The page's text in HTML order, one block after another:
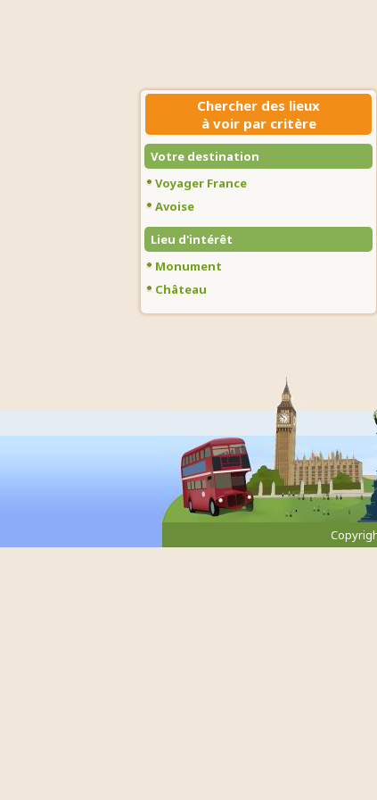
Chercher des lieux
à voir par critère
Votre destination
Voyager France
Avoise
Lieu d'intérêt
Monument
Château